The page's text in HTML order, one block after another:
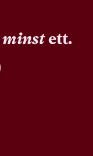
minstett.